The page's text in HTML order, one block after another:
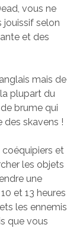
vous ne
jouissif selon
et des
mais de
plupart du
brume qui
des skavens !
coéquipiers et
les objets
une
et 13 heures
les ennemis
que vous